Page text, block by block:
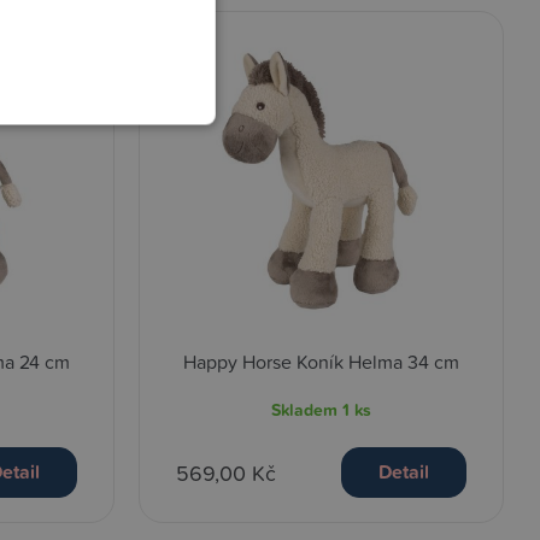
24 cm Happy Horse Koník Helma 34 cm
Skladem1 ks
569,00 Kč Detail